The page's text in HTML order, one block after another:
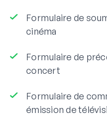
Formulaire de
cinéma
Formulaire de
concert
Formulaire de
émission de